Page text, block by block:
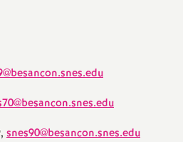
snes90@besancon.snes.edu